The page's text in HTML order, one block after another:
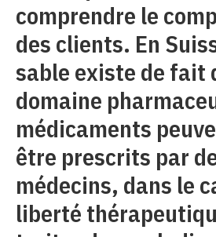
comprendre le
des clients. En
sable existe de fait
domaine
médicaments
être prescrits par
médecins, dans le
liberté